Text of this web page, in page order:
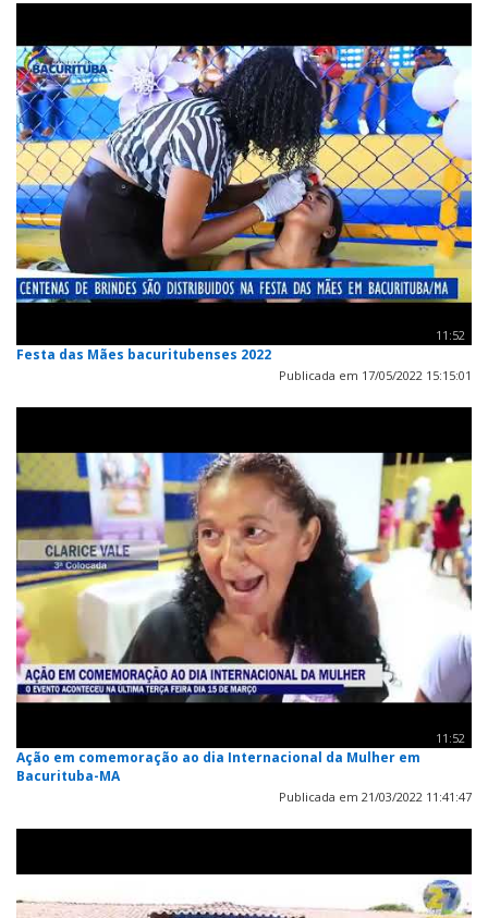
11:52
Festa das Mães bacuritubenses 2022
Publicada em 17/05/2022 15:15:01
11:52
Ação em comemoração ao dia Internacional da Mulher em
Bacurituba-MA
Publicada em 21/03/2022 11:41:47